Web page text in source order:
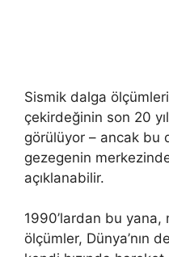
Sismik dalga
çekirdeğinin son 20
görülüyor – ancak bu
gezegenin
açıklanabilir.
1990’lardan bu
ölçümler, Dünya’nın